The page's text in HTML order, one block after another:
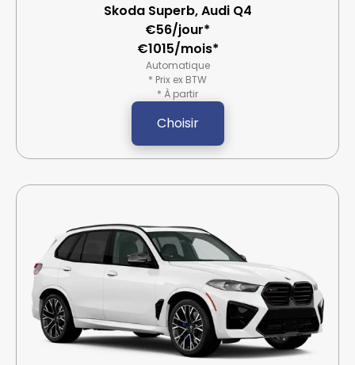
Skoda Superb, Audi Q4
€56/jour*
€1015/mois*
Automatique
* Prix ex BTW
* À partir
Choisir